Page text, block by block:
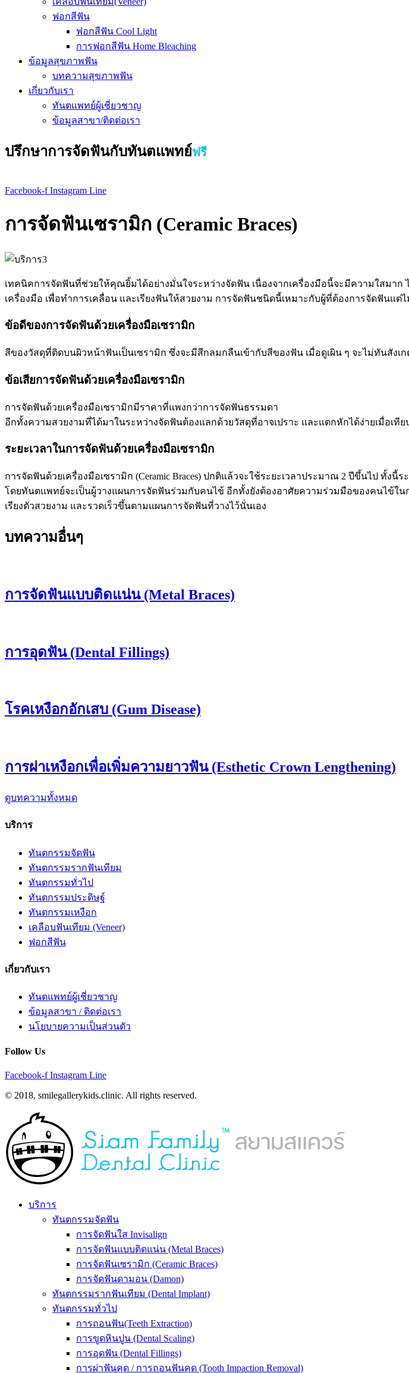
ฟอกสีฟัน
ฟอกสีฟัน Cool Light
การฟอกสีฟัน Home Bleaching
ข้อมูลสุขภาพฟัน
บทความสุขภาพฟัน
เกี่ยวกับเรา
ทันตแพทย์ผู้เชี่ยวชาญ
ข้อมูลสาขา/ติดต่อเรา
ปรึกษาการจัดฟันกับทันตแพทย์ฟรี
Facebook-f Instagram Line
การจัดฟันเซรามิก (Ceramic Braces)
เทคนิคการจัดฟันที่ช่วยให้คุณยิ้มได้อย่างมั่นใจระหว่างจัดฟัน เนื่องจากเครื่องมือนี้จะมีความใสมา
เครื่องมือ เพื่อทำการเคลื่อน และเรียงฟันให้สวยงาม การจัดฟันชนิดนี้เหมาะกับผู้ที่ต้องการจัดฟันแต่
ข้อดีของการจัดฟันด้วยเครื่องมือเซรามิก
สีของวัสดุที่ติดบนผิวหน้าฟันเป็นเซรามิก ซึ่งจะมีสีกลมกลืนเข้ากับสีของฟัน เมื่อดูเผิน ๆ จะไม่ทันสัง
ข้อเสียการจัดฟันด้วยเครื่องมือเซรามิก
การจัดฟันด้วยเครื่องมือเซรามิกมีราคาที่แพงกว่าการจัดฟันธรรมดา
อีกทั้งความสวยงามที่ได้มาในระหว่างจัดฟันต้องแลกด้วยวัสดุที่อาจเปราะ และแตกหักได้ง่ายเมื่อเ
ระยะเวลาในการจัดฟันด้วยเครื่องมือเซรามิก
การจัดฟันด้วยเครื่องมือเซรามิก (Ceramic Braces) ปกติแล้วจะใช้ระยะเวลาประมาณ 2 ปีขึ้นไป
โดยทันตแพทย์จะเป็นผู้วางแผนการจัดฟันร่วมกับคนไข้ อีกทั้งยังต้องอาศัยความร่วมมือของคนไข้
เรียงตัวสวยงาม และรวดเร็วขึ้นตามแผนการจัดฟันที่วางไว้นั่นเอง
บทความอื่นๆ
การจัดฟันแบบติดแน่น (Metal Braces)
การอุดฟัน (Dental Fillings)
โรคเหงือกอักเสบ (Gum Disease)
การผ่าเหงือกเพื่อเพิ่มความยาวฟัน (Esthetic Crown Lengthening)
ดูบทความทั้งหมด
บริการ
ทันตกรรมจัดฟัน
ทันตกรรมรากฟันเทียม
ทันตกรรมทั่วไป
ทันตกรรมประดิษฐ์
ทันตกรรมเหงือก
เคลือบฟันเทียม (Veneer)
ฟอกสีฟัน
เกี่ยวกับเรา
ทันตแพทย์ผู้เชี่ยวชาญ
ข้อมูลสาขา / ติดต่อเรา
นโยบายความเป็นส่วนตัว
Follow Us
Facebook-f Instagram Line
© 2018, smilegallerykids.clinic. All rights reserved.
บริการ
ทันตกรรมจัดฟัน
การจัดฟันใส Invisalign
การจัดฟันแบบติดแน่น (Metal Braces)
การจัดฟันเซรามิก (Ceramic Braces)
การจัดฟันดามอน (Damon)
ทันตกรรมรากฟันเทียม (Dental Implant)
ทันตกรรมทั่วไป
การถอนฟัน(Teeth Extraction)
การขูดหินปูน (Dental Scaling)
การอุดฟัน (Dental Fillings)
การผ่าฟันคุด / การถอนฟันคุด (Tooth Impaction Removal)